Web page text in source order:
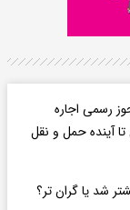
رسمی اجاره
آینده حمل و نقل